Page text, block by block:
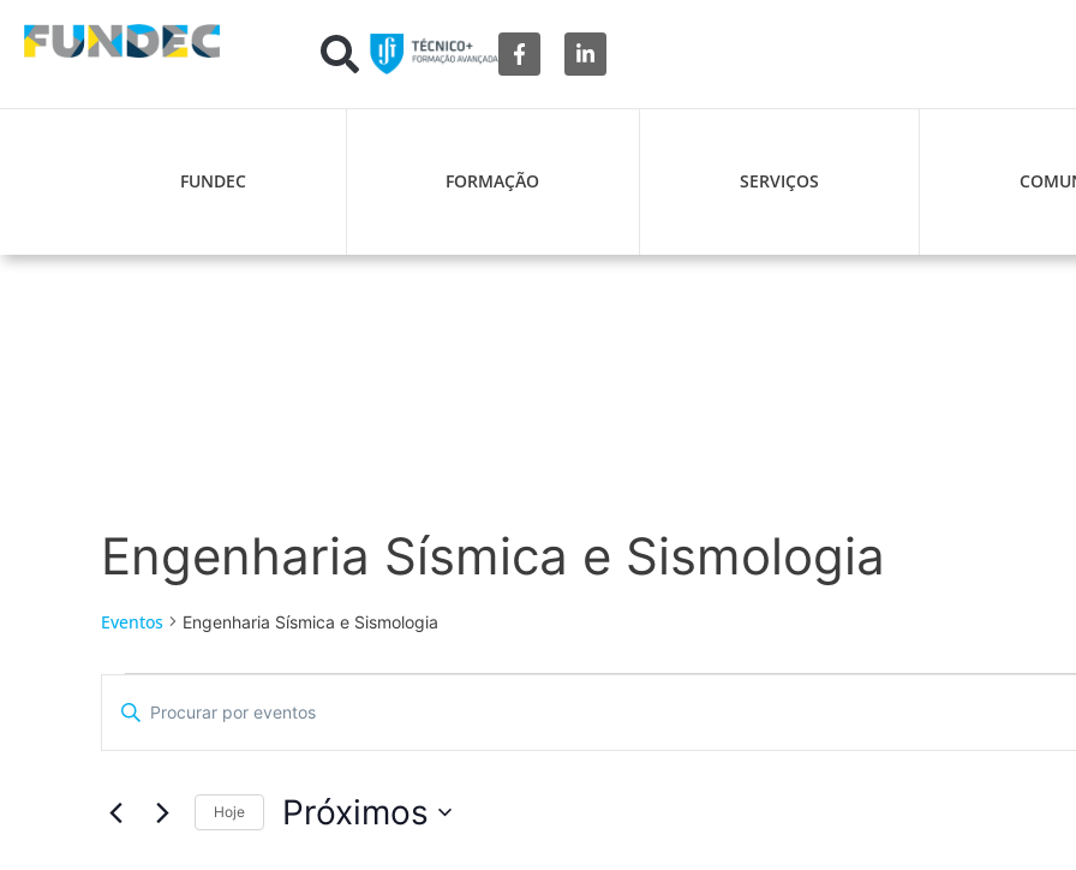
FUNDEC FORMAÇÃO SERVIÇOS
Engenharia Sísmica e Sismologia
Eventos Engenharia Sísmica e Sismologia
Navegação
de
pesquisa
e
Digite
chave.
Eventos
Hoje Próximos